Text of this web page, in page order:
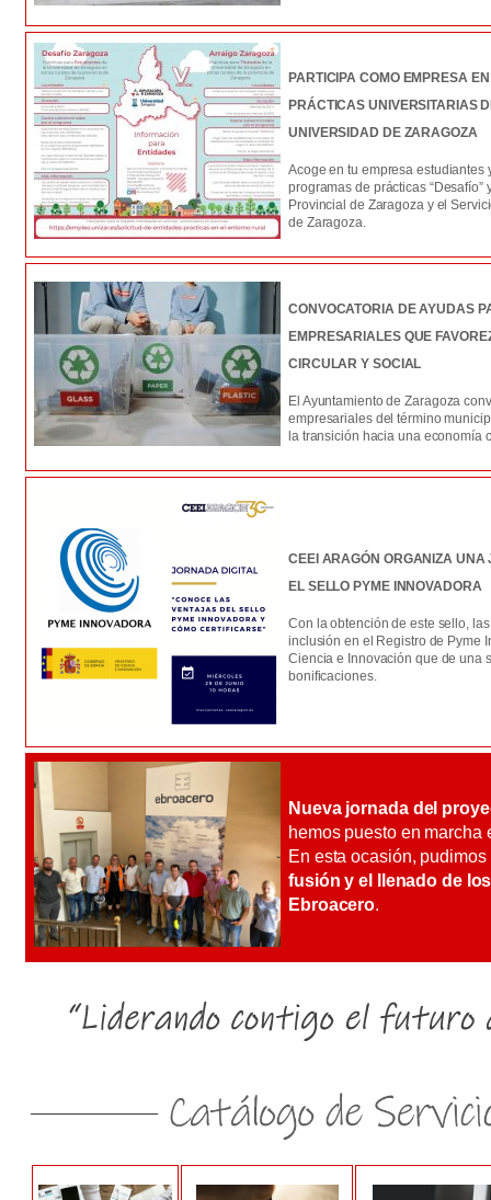
PARTICIPA COMO EMPRESA
PRÁCTICAS UNIVERSITARIAS
UNIVERSIDAD DE ZARAGOZA
Acoge en tu empresa estudiantes
programas de prácticas “Desafío”
Provincial de Zaragoza y el
de Zaragoza.
CONVOCATORIA DE AYUDAS
EMPRESARIALES QUE
CIRCULAR Y SOCIAL
El Ayuntamiento de Zaragoza
empresariales del término
la transición hacia una economía
CEEI ARAGÓN ORGANIZA
EL SELLO PYME INNOVADORA
Con la obtención de este sello,
inclusión en el Registro de Pyme
Ciencia e Innovación que de una
bonificaciones.
Nueva jornada del
hemos puesto en marcha
En esta ocasión, pudimos
fusión y el llenado de
Ebroacero.